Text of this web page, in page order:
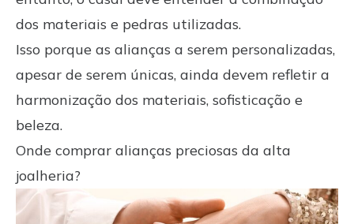
dos materiais e pedras utilizadas.
Isso porque as alianças a serem personalizadas,
apesar de serem únicas, ainda devem refletir a
harmonização dos materiais, sofisticação e
beleza.
Onde comprar alianças preciosas da alta
joalheria?